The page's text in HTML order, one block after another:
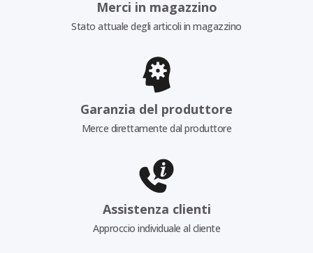
Merci in magazzino
Stato attuale degli articoli in magazzino
Garanzia del produttore
Merce direttamente dal produttore
Assistenza clienti
Approccio individuale al cliente